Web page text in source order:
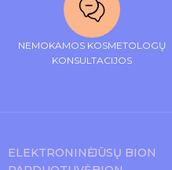
NEMOKAMOS KOSMETOLOGŲ
KONSULTACIJOS
ELEKTRONINĖJŪSŲ BION